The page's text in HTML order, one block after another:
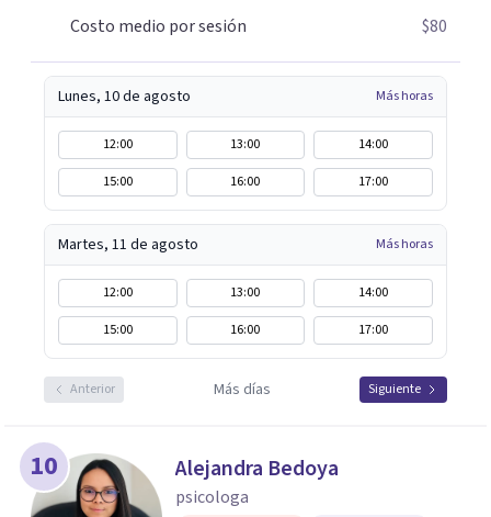
Costo medio por sesión
$80
Lunes, 10 de agosto Más horas
12:00 13:00
14:00
15:00
16:00 17:00
Martes, 11 de agosto Más horas
12:00 13:00
14:00
15:00
16:00 17:00
Anterior Más días Siguiente
10 Alejandra Bedoya
psicologa